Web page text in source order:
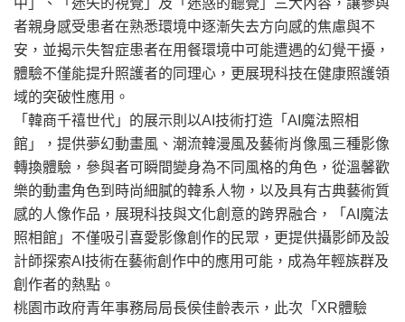
者親身感受患者在熟悉環境中逐漸失去方向感的焦慮與不
安，並揭示失智症患者在用餐環境中可能遭遇的幻覺干擾，
體驗不僅能提升照護者的同理心，更展現科技在健康照護領
域的突破性應用。
「韓商千禧世代」的展示則以AI技術打造「AI魔法照相
館」，提供夢幻動畫風、潮流韓漫風及藝術肖像風三種影像
轉換體驗，參與者可瞬間變身為不同風格的角色，從溫馨歡
樂的動畫角色到時尚細膩的韓系人物，以及具有古典藝術質
感的人像作品，展現科技與文化創意的跨界融合，「AI魔法
照相館」不僅吸引喜愛影像創作的民眾，更提供攝影師及設
計師探索AI技術在藝術創作中的應用可能，成為年輕族群及
創作者的熱點。
桃園市政府青年事務局局長侯佳齡表示，此次「XR體驗